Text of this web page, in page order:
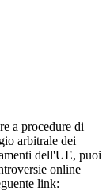
a procedure di
arbitrale dei
dell'UE, puoi
online
link: